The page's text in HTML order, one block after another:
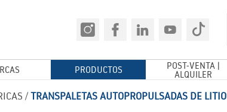
PRODUCTOS POST-VENTA |
ALQUILER
/TRANSPALETAS AUTOPROPULSADAS DE LITIO